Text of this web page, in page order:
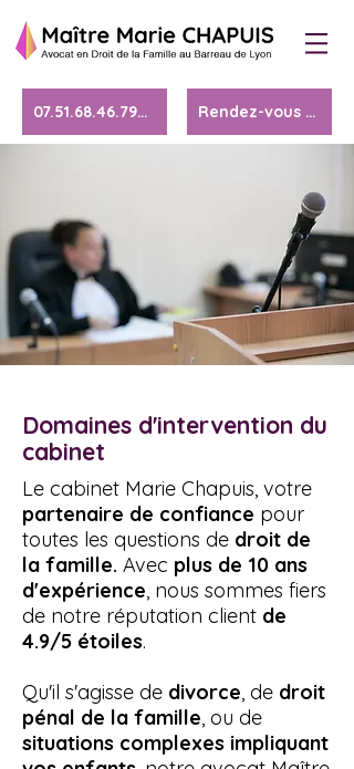
07.51.68.46.79 ▶ Rendez-vous ▶
Domaines d'intervention du
cabinet
Le cabinet Marie Chapuis, votre
partenaire de confiance pour
toutes les questions de droit de
la famille. Avec plus de 10 ans
d'expérience, nous sommes fiers
de notre réputation client de
4.9/5 étoiles.
Qu'il s'agisse de divorce, de droit
pénal de la famille, ou de
situations complexes impliquant